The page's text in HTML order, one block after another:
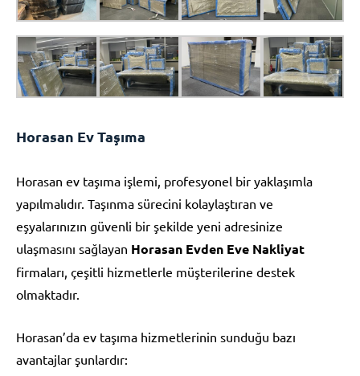
Horasan Ev Taşıma
Horasan ev taşıma işlemi, profesyonel bir yaklaşımla
yapılmalıdır. Taşınma sürecini kolaylaştıran ve
eşyalarınızın güvenli bir şekilde yeni adresinize
ulaşmasını sağlayan Horasan Evden Eve Nakliyat
firmaları, çeşitli hizmetlerle müşterilerine destek
olmaktadır.
Horasan’da ev taşıma hizmetlerinin sunduğu bazı
avantajlar şunlardır: